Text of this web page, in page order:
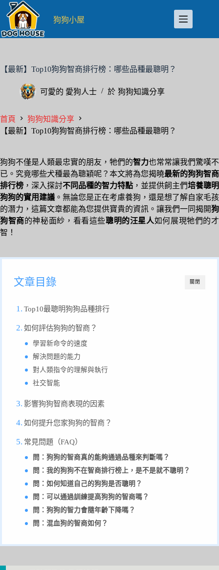
至
主
容
狗狗小屋
【最新】Top10狗狗智商排行榜：哪些品種最聰明？
可愛的 愛狗人士 於 狗狗知識分享
首頁
狗狗知識分享
【最新】Top10狗狗智商排行榜：哪些品種最聰明？
狗狗不僅是人類最忠實的朋友，牠們的智力也常常讓我們驚嘆不
已。究竟哪些犬種最為聰穎呢？本文將為您揭曉最新的狗狗智商
排行榜 ，深入探討不同品種的智力特點 ，並提供飼主們培養聰明
狗狗的實用建議 。無論您是正在考慮養狗，還是想了解自家毛孩
的潛力，這篇文章都能為您提供寶貴的資訊。讓我們一同揭開狗
狗智商的神秘面紗，看看這些聰明的汪星人如何展現牠們的才
智！
關閉
文章目錄
Top10最聰明狗狗品種排行
如何評估狗狗的智商？
學習新命令的速度
解決問題的能力
對人類指令的理解與執行
社交智能
影響狗狗智商表現的因素
如何提升您家狗狗的智商？
常見問題（FAQ）
問：狗狗的智商真的能夠通過品種來判斷嗎？
問：我的狗狗不在智商排行榜上，是不是就不聰明？
問：如何知道自己的狗狗是否聰明？
問：可以通過訓練提高狗狗的智商嗎？
問：狗狗的智力會隨年齡下降嗎？
問：混血狗的智商如何？